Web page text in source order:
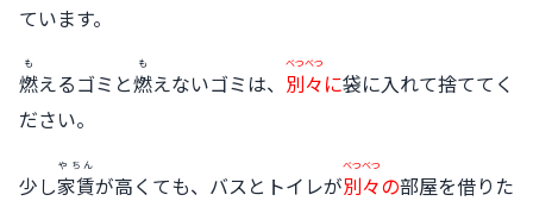
ています。
燃
も
えるゴミと燃
も
えないゴミは、 別々
べつべつ
に袋に入れて捨ててく
ださい。
少し家賃
やちん
が高くても、バスとトイレが別々
べつべつ
の部屋を借りた